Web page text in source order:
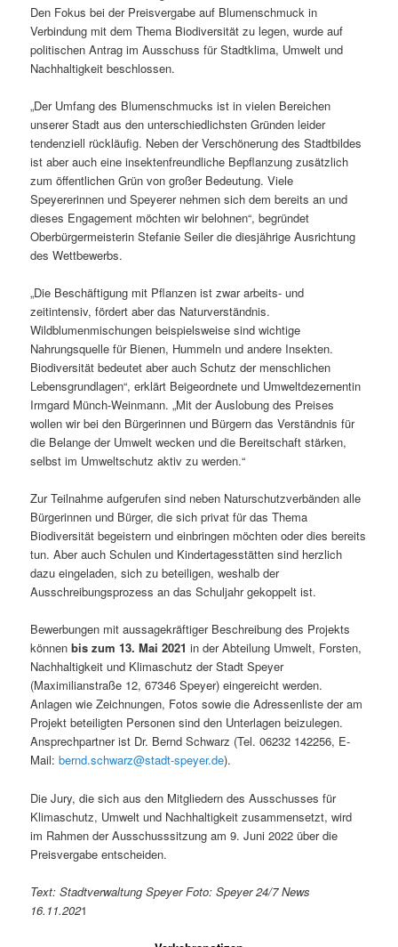
Den Fokus bei der Preisvergabe auf Blumenschmuck in
Verbindung mit dem Thema Biodiversität zu legen, wurde auf
politischen Antrag im Ausschuss für Stadtklima, Umwelt und
Nachhaltigkeit beschlossen.
„Der Umfang des Blumenschmucks ist in vielen Bereichen
unserer Stadt aus den unterschiedlichsten Gründen leider
tendenziell rückläufig. Neben der Verschönerung des Stadtbildes
ist aber auch eine insektenfreundliche Bepflanzung zusätzlich
zum öffentlichen Grün von großer Bedeutung. Viele
Speyererinnen und Speyerer nehmen sich dem bereits an und
dieses Engagement möchten wir belohnen“, begründet
Oberbürgermeisterin Stefanie Seiler die diesjährige Ausrichtung
des Wettbewerbs.
„Die Beschäftigung mit Pflanzen ist zwar arbeits- und
zeitintensiv, fördert aber das Naturverständnis.
Wildblumenmischungen beispielsweise sind wichtige
Nahrungsquelle für Bienen, Hummeln und andere Insekten.
Biodiversität bedeutet aber auch Schutz der menschlichen
Lebensgrundlagen“, erklärt Beigeordnete und Umweltdezernentin
Irmgard Münch-Weinmann. „Mit der Auslobung des Preises
wollen wir bei den Bürgerinnen und Bürgern das Verständnis für
die Belange der Umwelt wecken und die Bereitschaft stärken,
selbst im Umweltschutz aktiv zu werden.“
Zur Teilnahme aufgerufen sind neben Naturschutzverbänden alle
Bürgerinnen und Bürger, die sich privat für das Thema
Biodiversität begeistern und einbringen möchten oder dies bereits
tun. Aber auch Schulen und Kindertagesstätten sind herzlich
dazu eingeladen, sich zu beteiligen, weshalb der
Ausschreibungsprozess an das Schuljahr gekoppelt ist.
Bewerbungen mit aussagekräftiger Beschreibung des Projekts
könnenbis zum 13. Mai 2021 in der Abteilung Umwelt, Forsten,
Nachhaltigkeit und Klimaschutz der Stadt Speyer
(Maximilianstraße 12, 67346 Speyer) eingereicht werden.
Anlagen wie Zeichnungen, Fotos sowie die Adressenliste der am
Projekt beteiligten Personen sind den Unterlagen beizulegen.
Ansprechpartner ist Dr. Bernd Schwarz (Tel. 06232 142256, E-
Mail:bernd.schwarz@stadt-speyer.de).
Die Jury, die sich aus den Mitgliedern des Ausschusses für
Klimaschutz, Umwelt und Nachhaltigkeit zusammensetzt, wird
im Rahmen der Ausschusssitzung am 9. Juni 2022 über die
Preisvergabe entscheiden.
Text: Stadtverwaltung Speyer Foto: Speyer 24/7 News
16.11.2021